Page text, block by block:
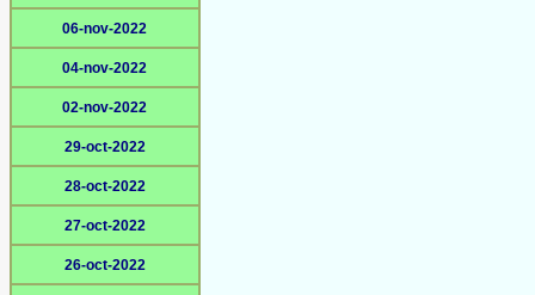
06-nov-2022
04-nov-2022
02-nov-2022
29-oct-2022
28-oct-2022
27-oct-2022
26-oct-2022